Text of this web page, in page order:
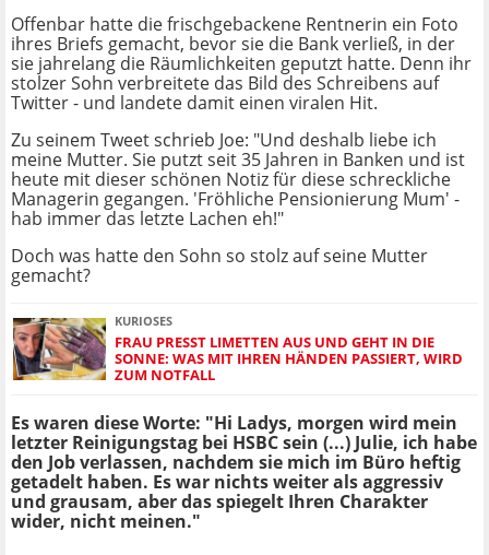
Offenbar hatte die frischgebackene Rentnerin ein Foto
ihres Briefs gemacht, bevor sie die Bank verließ, in der
sie jahrelang die Räumlichkeiten geputzt hatte. Denn ihr
stolzer Sohn verbreitete das Bild des Schreibens auf
Twitter - und landete damit einen viralen Hit.
Zu seinem Tweet schrieb Joe: "Und deshalb liebe ich
meine Mutter. Sie putzt seit 35 Jahren in Banken und ist
heute mit dieser schönen Notiz für diese schreckliche
Managerin gegangen. 'Fröhliche Pensionierung Mum' -
hab immer das letzte Lachen eh!"
Doch was hatte den Sohn so stolz auf seine Mutter
gemacht?
KURIOSES
FRAU PRESST LIMETTEN AUS UND GEHT IN DIE
SONNE: WAS MIT IHREN HÄNDEN PASSIERT, WIRD
ZUM NOTFALL
Es waren diese Worte: "Hi Ladys, morgen wird mein
letzter Reinigungstag bei HSBC sein (...) Julie, ich habe
den Job verlassen, nachdem sie mich im Büro heftig
getadelt haben. Es war nichts weiter als aggressiv
und grausam, aber das spiegelt Ihren Charakter
wider, nicht meinen."